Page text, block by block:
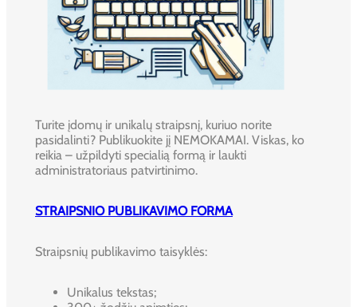
Turite įdomų ir unikalų straipsnį, kuriuo norite
pasidalinti? Publikuokite jį NEMOKAMAI. Viskas, ko
reikia – užpildyti specialią formą ir laukti
administratoriaus patvirtinimo.
STRAIPSNIO PUBLIKAVIMO FORMA
Straipsnių publikavimo taisyklės:
Unikalus tekstas;